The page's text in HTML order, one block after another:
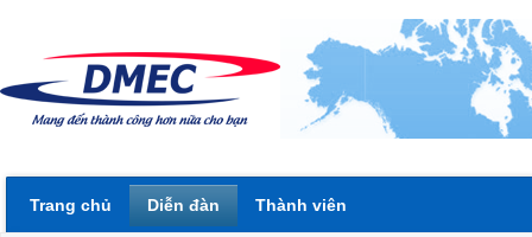
Trang chủ Diễn đàn Thành viên